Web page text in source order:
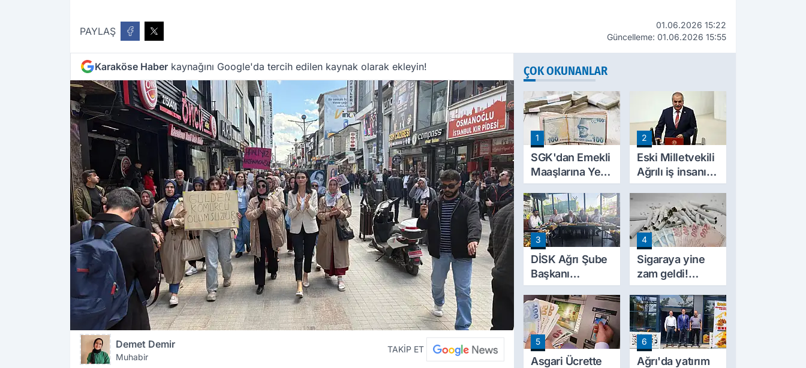
PAYLAŞ
01.06.2026 15:22
Güncelleme: 01.06.2026 15:55
Karaköse Haber kaynağını Google'da tercih edilen kaynak olarak ekleyin!
Demet Demir
Muhabir
TAKİP ET
ÇOK OKUNANLAR
1
SGK'dan Emekli
Maaşlarına Yeni
Kesinti
Düzenlemesi!
Prim Borçları
Aylıklardan
Tahsil Edilecek
2
Eski Milletvekili
Ağrılı iş insanı
hayatını kaybetti
3
DİSK Ağrı Şube
Başkanı
Erincik'ten Ağrı
Belediyesi'ne
sert tepki!
4
Sigaraya yine
zam geldi!
Fiyatlar 10 TL
arttı
5
Asgari Ücrette
6
Ağrı'da yatırım